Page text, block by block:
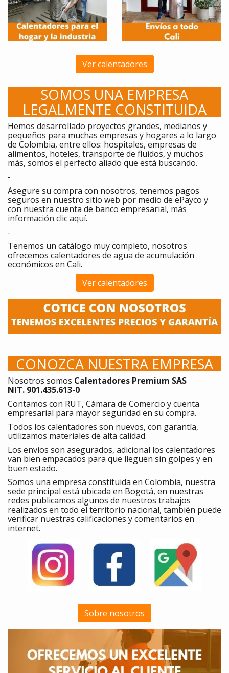
Ver calentadores
SOMOS UNA EMPRESA
LEGALMENTE CONSTITUIDA
Hemos desarrollado proyectos grandes, medianos y
pequeños para muchas empresas y hogares a lo largo
de Colombia, entre ellos: hospitales, empresas de
alimentos, hoteles, transporte de fluidos, y muchos
más, somos el perfecto aliado que está buscando.
-
Asegure su compra con nosotros, tenemos pagos
seguros en nuestro sitio web por medio de ePayco y
con nuestra cuenta de banco empresarial, más
información clic aquí.
-
Tenemos un catálogo muy completo, nosotros
ofrecemos calentadores de agua de acumulación
económicos en Cali.
Ver calentadores
CONOZCA NUESTRA EMPRESA
Nosotros somos Calentadores Premium SAS
NIT. 901.435.613-0
Contamos con RUT, Cámara de Comercio y cuenta
empresarial para mayor seguridad en su compra.
Todos los calentadores son nuevos, con garantía,
utilizamos materiales de alta calidad.
Los envíos son asegurados, adicional los calentadores
van bien empacados para que lleguen sin golpes y en
buen estado.
Somos una empresa constituida en Colombia, nuestra
sede principal está ubicada en Bogotá, en nuestras
redes publicamos algunos de nuestros trabajos
realizados en todo el territorio nacional, también puede
verificar nuestras calificaciones y comentarios en
internet.
Sobre nosotros